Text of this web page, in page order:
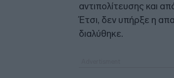
αντιπολίτευσης και
Έτσι, δεν υπήρξε η
διαλύθηκε.